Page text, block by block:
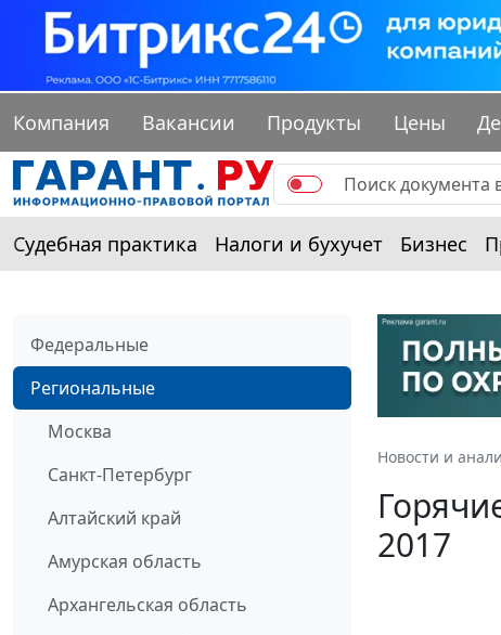
Компания Вакансии Продукты Цены
Судебная практика Налоги и бухучет Бизнес
Федеральные
Региональные
Москва
Санкт-Петербург
Алтайский край
Амурская область
Архангельская область
Новости и
2017